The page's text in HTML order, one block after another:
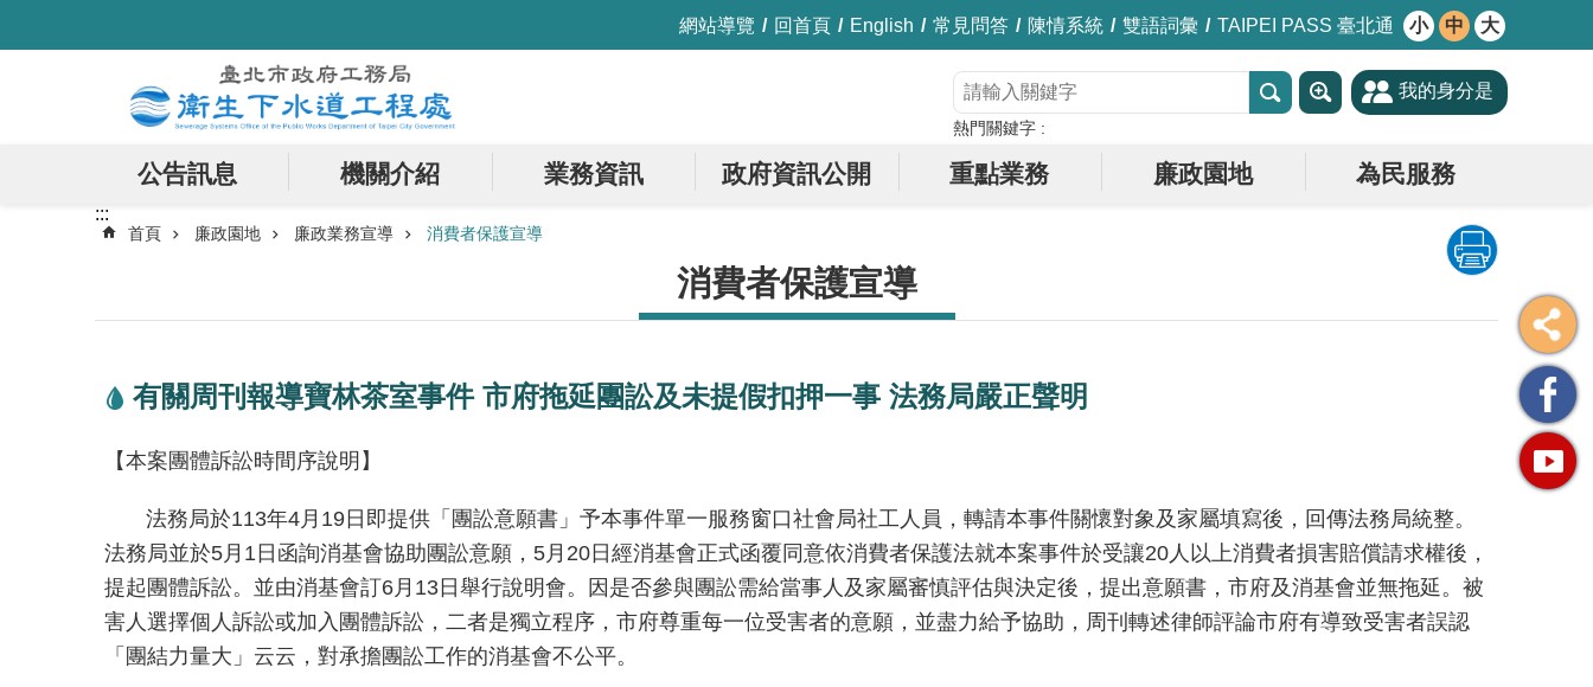
網站導覽 回首頁 English 常見問答 陳情系統 雙語詞彙 TAIPEI PASS 臺北通 小 中 大
熱門關鍵字
我的身分是
公告訊息 機關介紹 業務資訊 政府資訊公開 重點業務 廉政園地 為民服務
:::
首頁 廉政園地 廉政業務宣導 消費者保護宣導
消費者保護宣導
有關周刊報導寶林茶室事件 市府拖延團訟及未提假扣押一事 法務局嚴正聲明
【本案團體訴訟時間序說明】
法務局於113年4月19日即提供「團訟意願書」予本事件單一服務窗口社會局社工人員，轉請本事件關懷對象及家屬填寫後，回傳法務局統整。
法務局並於5月1日函詢消基會協助團訟意願，5月20日經消基會正式函覆同意依消費者保護法就本案事件於受讓20人以上消費者損害賠償請求權後，
提起團體訴訟。並由消基會訂6月13日舉行說明會。因是否參與團訟需給當事人及家屬審慎評估與決定後，提出意願書，市府及消基會並無拖延。被
害人選擇個人訴訟或加入團體訴訟，二者是獨立程序，市府尊重每一位受害者的意願，並盡力給予協助，周刊轉述律師評論市府有導致受害者誤認
「團結力量大」云云，對承擔團訟工作的消基會不公平。